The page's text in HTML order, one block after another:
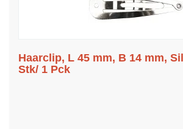
Haarclip, L 45 mm, B 14 mm,
Stk/ 1 Pck